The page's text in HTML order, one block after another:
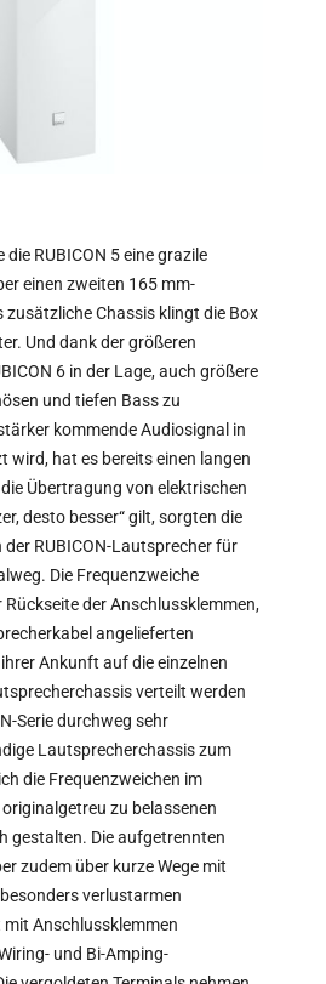
die RUBICON 5 eine grazile
einen zweiten 165 mm-
Chassis klingt die Box
Und dank der größeren
6 in der Lage, auch größere
und tiefen Bass zu
kommende Audiosignal in
wird, hat es bereits einen langen
Übertragung von elektrischen
desto besser“ gilt, sorgten die
RUBICON-Lautsprecher für
Die Frequenzweiche
der Anschlussklemmen,
angelieferten
Ankunft auf die einzelnen
verteilt werden
Serie durchweg sehr
Lautsprecherchassis zum
die Frequenzweichen im
zu belassenen
gestalten. Die aufgetrennten
zudem über kurze Wege mit
verlustarmen
mit Anschlussklemmen
und Bi-Amping-